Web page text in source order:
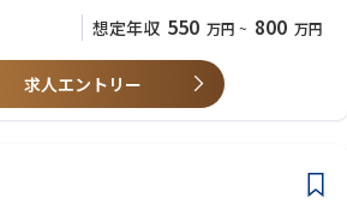
想定年収 550 万円 ~ 800 万円
求人エントリー